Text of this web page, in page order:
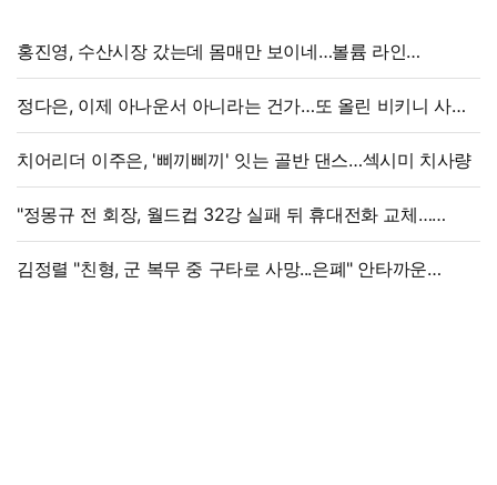
홍진영, 수산시장 갔는데 몸매만 보이네…볼륨 라인
'시선강탈'
정다은, 이제 아나운서 아니라는 건가…또 올린 비키니 사진,
과감 반전 매력
치어리더 이주은, '삐끼삐끼' 잇는 골반 댄스…섹시미 치사량
"정몽규 전 회장, 월드컵 32강 실패 뒤 휴대전화 교체…
출국금지 조치도"
김정렬 "친형, 군 복무 중 구타로 사망...은폐" 안타까운